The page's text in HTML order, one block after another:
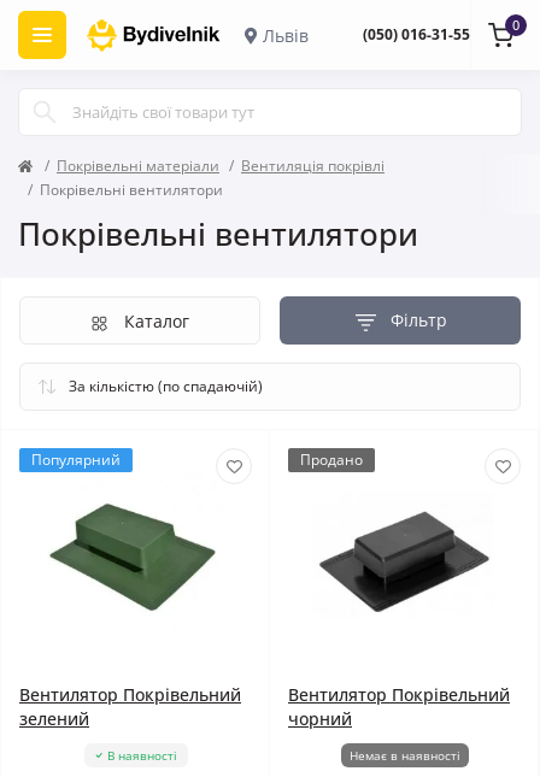
Львів (050) 016-31-55 0
Покрівельні матеріали
Вентиляція покрівлі
Покрівельні вентилятори
Покрівельні вентилятори
Фільтр
Каталог
Популярний
Вентилятор Покрівельний
зелений
В наявності
Продано
Вентилятор Покрівельний
чорний
Немає в наявності